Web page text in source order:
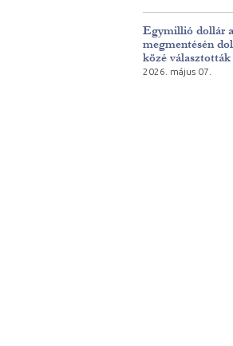
Egymillió dollár
megmentésén
közé
2026. május 07.